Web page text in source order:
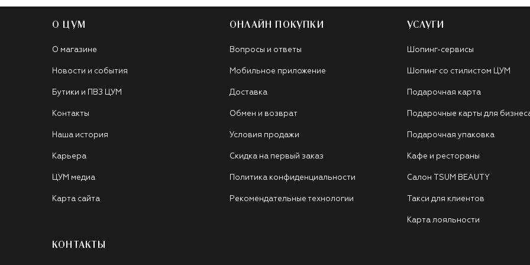
О ЦУМ
О магазине
Новости и события
Бутики и ПВЗ ЦУМ
Контакты
Наша история
Карьера
ЦУМ медиа
Карта сайта
ОНЛАЙН ПОКУПКИ
Вопросы и ответы
Мобильное приложение
Доставка
Обмен и возврат
Условия продажи
Скидка на первый заказ
Политика конфиденциальности
Рекомендательные технологии
УСЛУГИ
Шопинг-сервисы
Шопинг со стилистом ЦУМ
Подарочная карта
Подарочные карты для
Подарочная упаковка
Кафе и рестораны
Салон TSUM BEAUTY
Такси для клиентов
Карта лояльности
КОНТАКТЫ